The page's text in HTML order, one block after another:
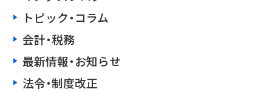
トピック・コラム
会計・税務
最新情報・お知らせ
法令・制度改正